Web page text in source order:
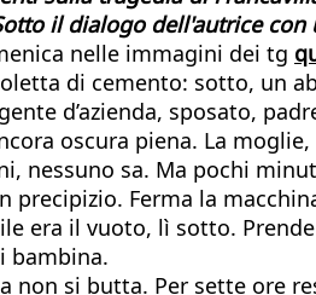
il dialogo dell'autrice con
nelle immagini dei tg
di cemento: sotto, un
d’azienda, sposato,
oscura piena. La
nessuno sa. Ma pochi
precipizio. Ferma la
era il vuoto, lì sotto.
bambina.
non si butta. Per sette